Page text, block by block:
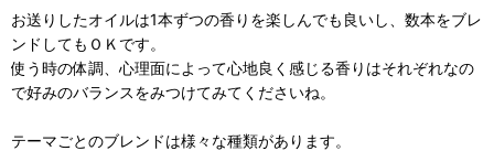
お送りしたオイルは1本ずつの香りを楽しんでも良いし、数本をブレ
ンドしてもＯＫです。
使う時の体調、心理面によって心地良く感じる香りはそれぞれなの
で好みのバランスをみつけてみてくださいね。
テーマごとのブレンドは様々な種類があります。